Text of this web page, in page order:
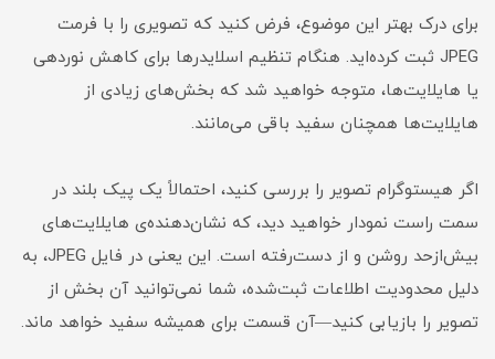
برای درک بهتر این موضوع، فرض کنید که تصویری را با فرمت
JPEG ثبت کرده‌اید. هنگام تنظیم اسلایدرها برای کاهش نوردهی
یا هایلایت‌ها، متوجه خواهید شد که بخش‌های زیادی از
هایلایت‌ها همچنان سفید باقی می‌مانند.
اگر هیستوگرام تصویر را بررسی کنید، احتمالاً یک پیک بلند در
سمت راست نمودار خواهید دید، که نشان‌دهنده‌ی هایلایت‌های
بیش‌ازحد روشن و از دست‌رفته است. این یعنی در فایل JPEG، به
دلیل محدودیت اطلاعات ثبت‌شده، شما نمی‌توانید آن بخش از
تصویر را بازیابی کنید—آن قسمت برای همیشه سفید خواهد ماند.